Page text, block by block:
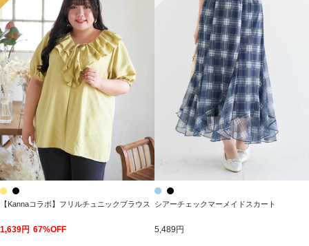
【Kannaコラボ】フリルチュニックブラウス
1,639円 67%OFF
シアーチェックマーメイドスカート
5,489円